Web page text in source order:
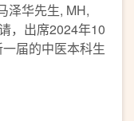
泽华先生, MH,
，出席2024年10
届的中医本科生